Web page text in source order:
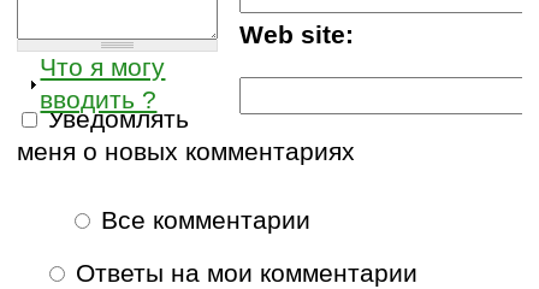
Web site:
Что я могу
вводить ?
Уведомлять
меня о новых комментариях
Все комментарии
Ответы на мои комментарии